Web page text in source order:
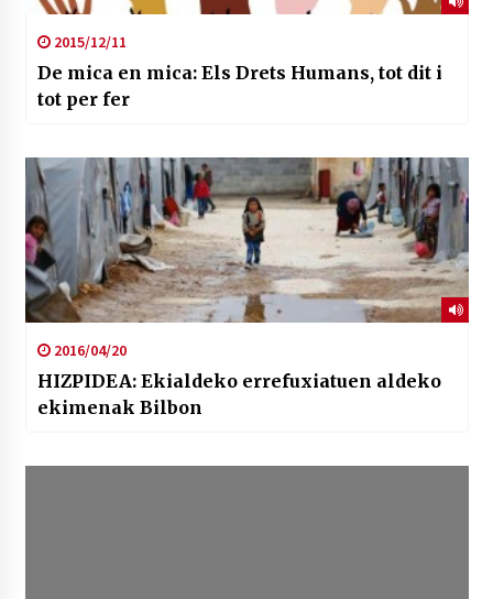
2015/12/11
De mica en mica: Els Drets Humans, tot dit i
tot per fer
2016/04/20
HIZPIDEA: Ekialdeko errefuxiatuen aldeko
ekimenak Bilbon